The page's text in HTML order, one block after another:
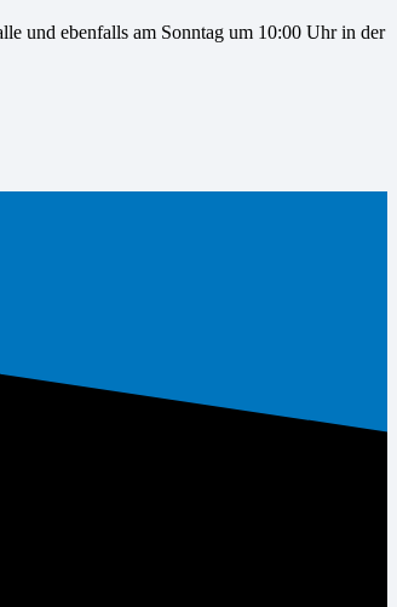
und ebenfalls am Sonntag um 10:00 Uhr in der